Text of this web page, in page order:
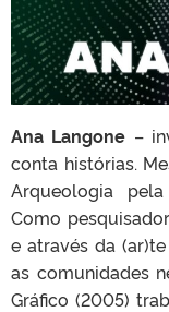
Ana Langone –
conta histórias.
Arqueologia
Como
e através da
as comunidades
Gráfico (2005)